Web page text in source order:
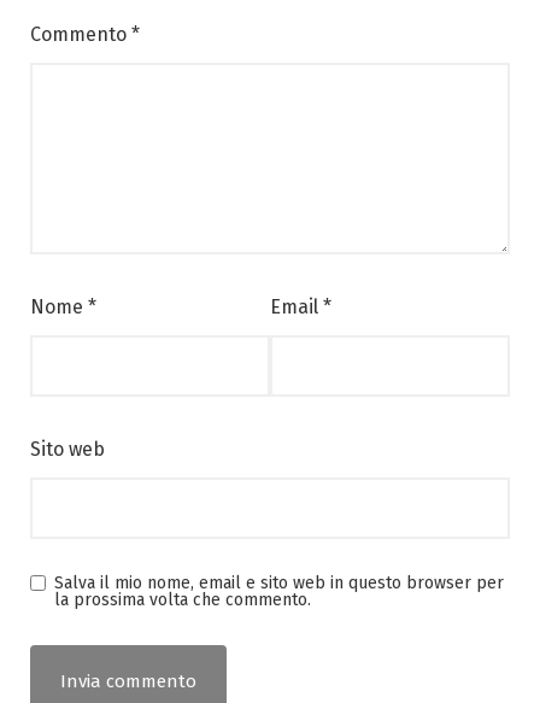
Commento *
Nome * Email *
Sito web
Salva il mio nome, email e sito web in questo browser per
la prossima volta che commento.